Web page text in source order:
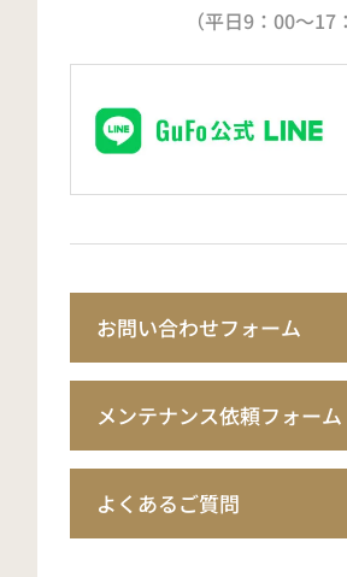
（平日9：00～17
お問い合わせフォーム
メンテナンス依頼フォーム
よくあるご質問